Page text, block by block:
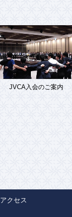
JVCA入会のご案内
アクセス